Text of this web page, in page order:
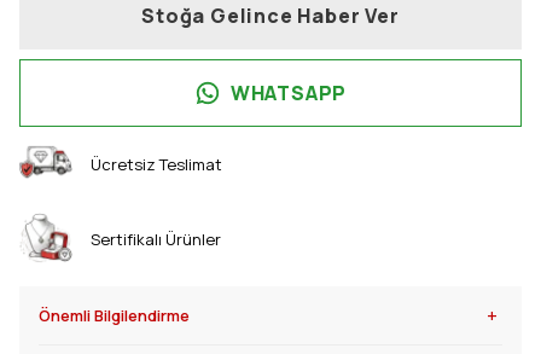
Stoğa Gelince Haber Ver
WHATSAPP
Ücretsiz Teslimat
Sertifikalı Ürünler
Önemli Bilgilendirme +